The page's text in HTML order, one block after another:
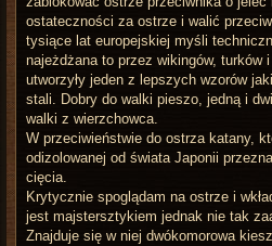
ostateczności za ostrze i walić
tysiące lat europejskiej myśli
najeżdżana to przez wikingów, turków
utworzyły jeden z lepszych wzorów
stali. Dobry do walki pieszo, jedną i
walki z wierzchowca.
W przeciwieństwie do ostrza katany,
odizolowanej od świata Japonii
cięcia.
Krytycznie spoglądam na ostrze i
jest majstersztykiem jednak nie tak
Znajduje się w niej dwókomorowa